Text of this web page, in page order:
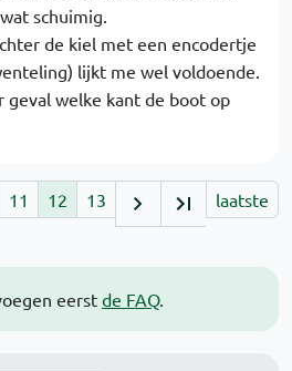
eerst de FAQ.
schuimig.
de kiel met een encodertje
lijkt me wel voldoende.
geval welke kant de boot op
11 12 13 laatste